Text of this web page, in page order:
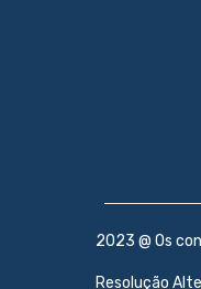
2023 @ Os
Resolução